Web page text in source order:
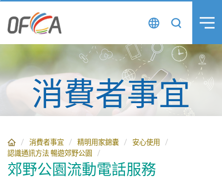
主
消費者事宜
消費者事宜 精明用家錦囊
安心使用
認識通訊方法 暢遊郊野公園
郊野公園流動電話服務